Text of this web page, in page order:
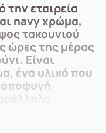
την εταιρεία
navy χρώμα,
τακουνιού
ώρες της μέρας
Είναι
ένα υλικό που
επιπλέον